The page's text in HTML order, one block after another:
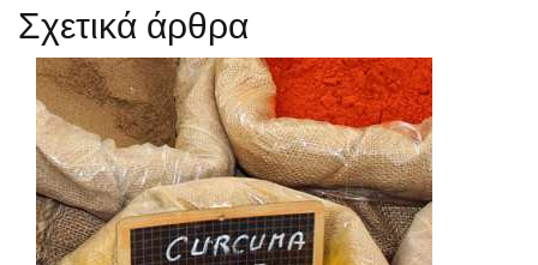
Σχετικά άρθρα